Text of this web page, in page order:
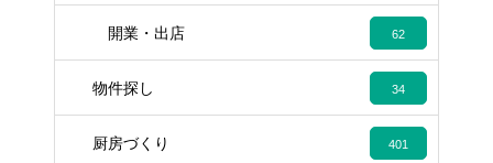
開業・出店 62
物件探し 34
厨房づくり 401